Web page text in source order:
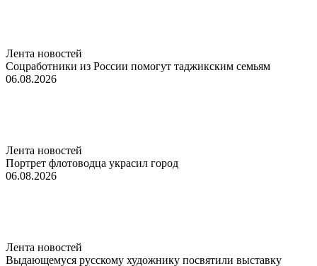
Лента новостей
Соцработники из России помогут таджикским семьям
06.08.2026
Лента новостей
Портрет флотоводца украсил город
06.08.2026
Лента новостей
Выдающемуся русскому художнику посвятили выставку